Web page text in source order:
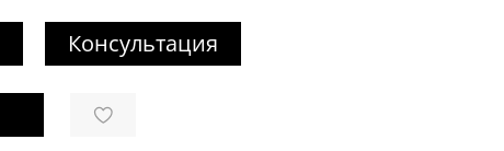
Консультация